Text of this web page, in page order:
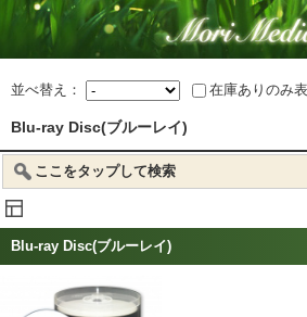
並べ替え： 在庫ありのみ
Blu-ray Disc(ブルーレイ)
ここをタップして検索
Blu-ray Disc(ブルーレイ)